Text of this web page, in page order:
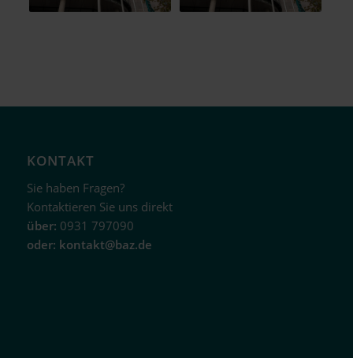
KONTAKT
Sie haben Fragen?
Kontaktieren Sie uns direkt
über: 0931 797090
oder: kontakt@baz.de